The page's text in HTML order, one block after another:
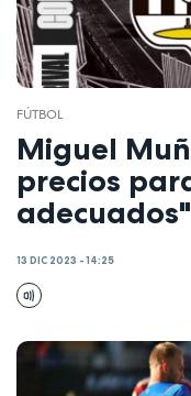
FÚTBOL
Miguel
precios
adecuados"
13 DIC 2023 - 14:25